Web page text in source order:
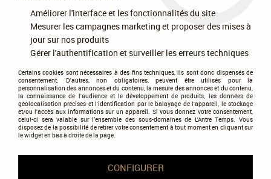
Accueil>Jeux de cartes >Star Wars Unlimited>
Star Wars Unlimited 3 :
Crépuscule de la Galaxie
TRIER & FILTRER
Améliorer l'interface et les fonctionnalités du site
Mesurer les campagnes marketing et proposer des mises à
jour sur nos produits
Gérer l'authentification et surveiller les erreurs techniques
Certains cookies sont nécessaires à des fins techniques, ils sont donc dispensés de
consentement. D'autres, non obligatoires, peuvent être utilisés pour la
personnalisation des annonces et du contenu, la mesure des annonces et du contenu,
la connaissance de l'audience et le développement de produits, les données de
géolocalisation précises et l'identification par le balayage de l'appareil, le stockage
et/ou l'accès aux informations sur un appareil. Si vous donnez votre consentement,
celui-ci sera valable sur l’ensemble des sous-domaines de L'Antre Temps. Vous
disposez de la possibilité de retirer votre consentement à tout moment en cliquant sur
le widget en bas à droite de la page.
CONFIGURER